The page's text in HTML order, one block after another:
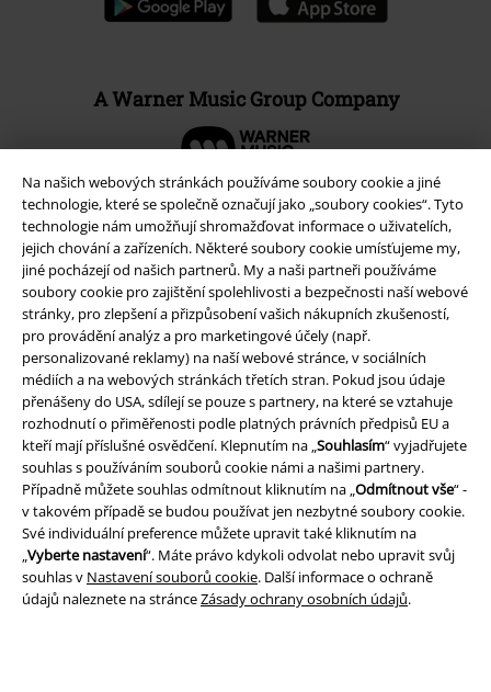
Na našich webových stránkách používáme soubory cookie a jiné
technologie, které se společně označují jako „soubory cookies“. Tyto
technologie nám umožňují shromažďovat informace o uživatelích,
jejich chování a zařízeních. Některé soubory cookie umísťujeme my,
jiné pocházejí od našich partnerů. My a naši partneři používáme
soubory cookie pro zajištění spolehlivosti a bezpečnosti naší webové
stránky, pro zlepšení a přizpůsobení vašich nákupních zkušeností,
pro provádění analýz a pro marketingové účely (např.
personalizované reklamy) na naší webové stránce, v sociálních
médiích a na webových stránkách třetích stran. Pokud jsou údaje
přenášeny do USA, sdílejí se pouze s partnery, na které se vztahuje
rozhodnutí o přiměřenosti podle platných právních předpisů EU a
kteří mají příslušné osvědčení. Klepnutím na „Souhlasím“ vyjadřujete
souhlas s používáním souborů cookie námi a našimi partnery.
Případně můžete souhlas odmítnout kliknutím na „Odmítnout vše“ -
v takovém případě se budou používat jen nezbytné soubory cookie.
Své individuální preference můžete upravit také kliknutím na
„Vyberte nastavení“. Máte právo kdykoli odvolat nebo upravit svůj
souhlas v Nastavení souborů cookie. Další informace o ochraně
údajů naleznete na stránceZásady ochrany osobních údajů.
A Warner Music Group Company
Právní informace
Podmínky
Prohlášení
Ochrana osobních údajů
Likvidace odpadu a ochrana životního prostředí